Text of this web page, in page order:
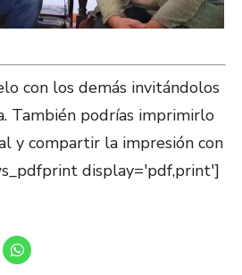
con los demás invitándolos
También podrías imprimirlo
y compartir la impresión con
display='pdf,print']